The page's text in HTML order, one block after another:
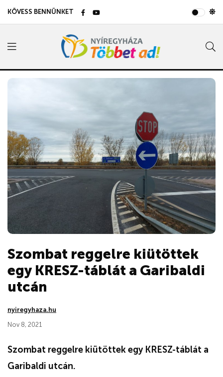
KÖVESS BENNÜNKET
Szombat reggelre kiütöttek
egy KRESZ-táblát a Garibaldi
utcán
nyiregyhaza.hu
Nov 8, 2021
Szombat reggelre kiütöttek egy KRESZ-táblát a
Garibaldi utcán.